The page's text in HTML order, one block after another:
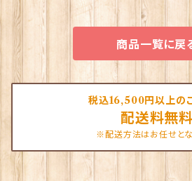
商品一覧に戻
税込16,500円以上の
配送料無料
※配送方法はお任せと